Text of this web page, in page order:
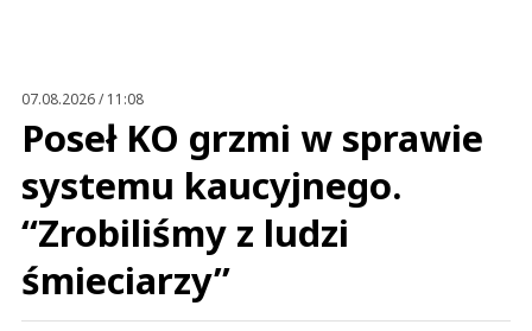
07.08.2026 / 11:08
Poseł KO grzmi w sprawie
systemu kaucyjnego.
“Zrobiliśmy z ludzi
śmieciarzy”